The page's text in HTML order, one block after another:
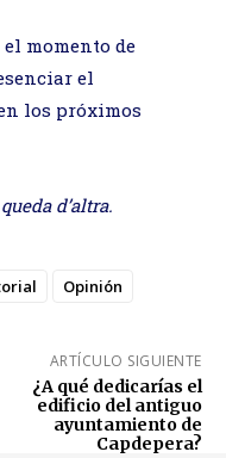
momento de
el
los próximos
d’altra.
Opinión
ARTÍCULO SIGUIENTE
¿A qué dedicarías el
edificio del antiguo
ayuntamiento de
Capdepera?